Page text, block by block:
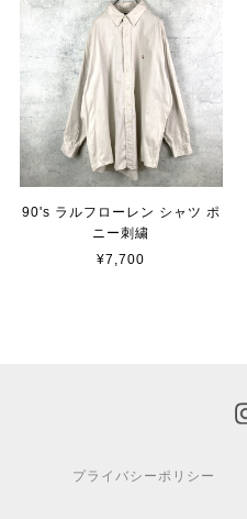
90's ラルフローレン シャツ ポ
ニー刺繍
¥7,700
プライバシーポリシー